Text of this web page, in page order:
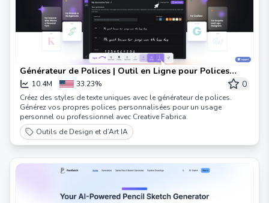
Générateur de Polices | Outil en Ligne pour Polices
Personnalisées
10.4M 33.23% 0
Créez des styles de texte uniques avec le générateur de polices.
Générez vos propres polices personnalisées pour un usage
personnel ou professionnel avec Creative Fabrica.
Outils de Design et d’Art IA